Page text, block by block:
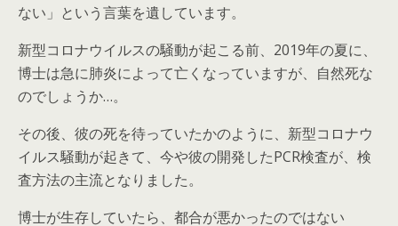
ない」という言葉を遺しています。
新型コロナウイルスの騒動が起こる前、2019年の夏に、
博士は急に肺炎によって亡くなっていますが、自然死な
のでしょうか…。
その後、彼の死を待っていたかのように、新型コロナウ
イルス騒動が起きて、今や彼の開発したPCR検査が、検
査方法の主流となりました。
博士が生存していたら、都合が悪かったのではない